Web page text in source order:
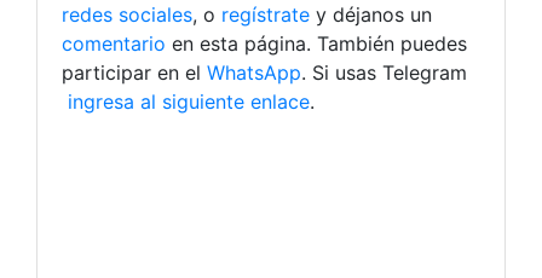
redes sociales, o regístrate y déjanos un
comentario en esta página. También puedes
participar en el WhatsApp. Si usas Telegram
ingresa al siguiente enlace.